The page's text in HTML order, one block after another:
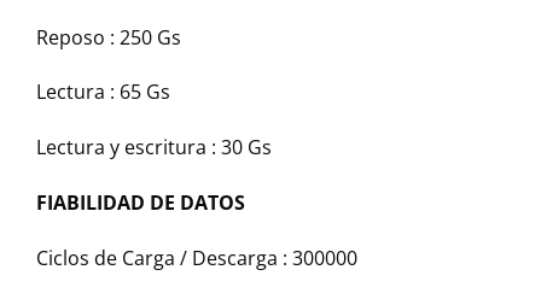
Reposo : 250 Gs
Lectura : 65 Gs
Lectura y escritura : 30 Gs
FIABILIDAD DE DATOS
Ciclos de Carga / Descarga : 300000